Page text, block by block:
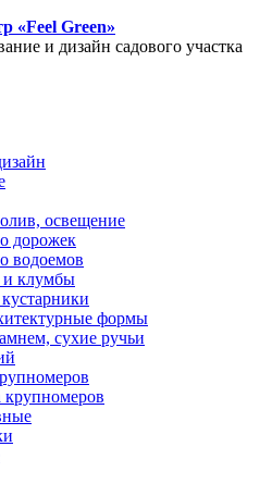
«Feel Green»
освещение
дорожек
водоемов
клумбы
формы
сухие ручьи
крупномеров